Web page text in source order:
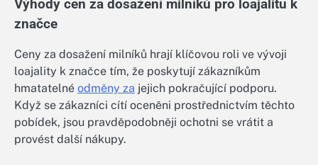
Výhody cen za dosažení milníků pro loajalitu k
značce
Ceny za dosažení milníků hrají klíčovou roli ve vývoji
loajality k značce tím, že poskytují zákazníkům
hmatatelné odměny za jejich pokračující podporu.
Když se zákazníci cítí oceněni prostřednictvím těchto
pobídek, jsou pravděpodobněji ochotni se vrátit a
provést další nákupy.